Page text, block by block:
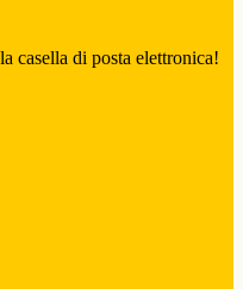
casella di posta elettronica!